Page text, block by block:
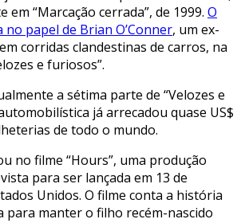
em “Marcação cerrada”, de 1999. O
papel de Brian O’Conner, um ex-
corridas clandestinas de carros, na
e furiosos”.
a sétima parte de “Velozes e
já arrecadou quase US$
de todo o mundo.
no filme “Hours”, uma produção
para ser lançada em 13 de
Unidos. O filme conta a história
para manter o filho recém-nascido